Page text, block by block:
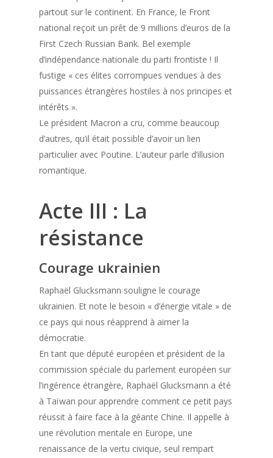
partout sur le continent. En France, le Front
national reçoit un prêt de 9 millions d’euros de la
First Czech Russian Bank. Bel exemple
d’indépendance nationale du parti frontiste ! Il
fustige « ces élites corrompues vendues à des
puissances étrangères hostiles à nos principes et
intérêts ».
Le président Macron a cru, comme beaucoup
d’autres, qu’il était possible d’avoir un lien
particulier avec Poutine. L’auteur parle d’illusion
romantique.
Acte III : La
résistance
Courage ukrainien
Raphaël Glucksmann souligne le courage
ukrainien. Et note le besoin « d’énergie vitale » de
ce pays qui nous réapprend à aimer la
démocratie.
En tant que député européen et président de la
commission spéciale du parlement européen sur
l’ingérence étrangère, Raphaël Glucksmann a été
à Taïwan pour apprendre comment ce petit pays
réussit à faire face à la géante Chine. Il appelle à
une révolution mentale en Europe, une
renaissance de la vertu civique, seul rempart